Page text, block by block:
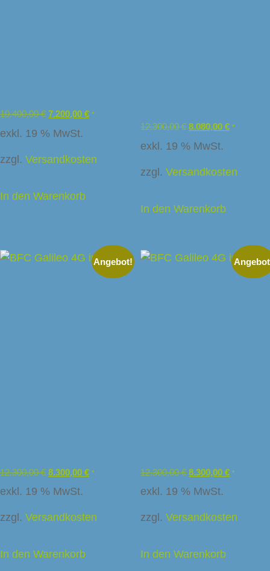
10.400,00€ 7.200,00 € *
exkl. 19 % MwSt.
zzgl. Versandkosten
In den Warenkorb
12.300,00€ 8.080,00 € *
exkl. 19 % MwSt.
zzgl. Versandkosten
In den Warenkorb
Angebot!
12.300,00€ 8.300,00 € *
exkl. 19 % MwSt.
zzgl. Versandkosten
In den Warenkorb
12.300,00€ 8.300,00 € *
exkl. 19 % MwSt.
zzgl. Versandkosten
In den Warenkorb